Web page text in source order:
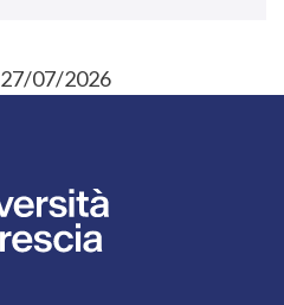
27/07/2026